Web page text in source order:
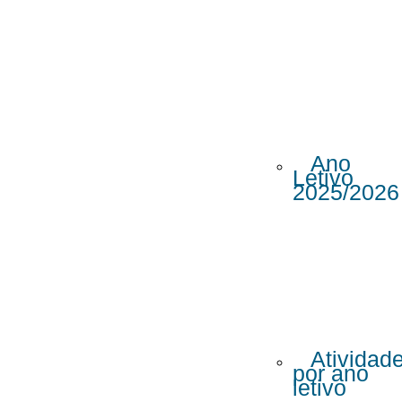
Ano
Letivo
2025/2026
por ano
letivo